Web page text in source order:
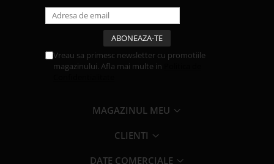
Vreau sa primesc newsletter cu promotiile
magazinului. Afla mai multe in
MAGAZINUL MEU
CLIENTI
DATE COMERCIALE